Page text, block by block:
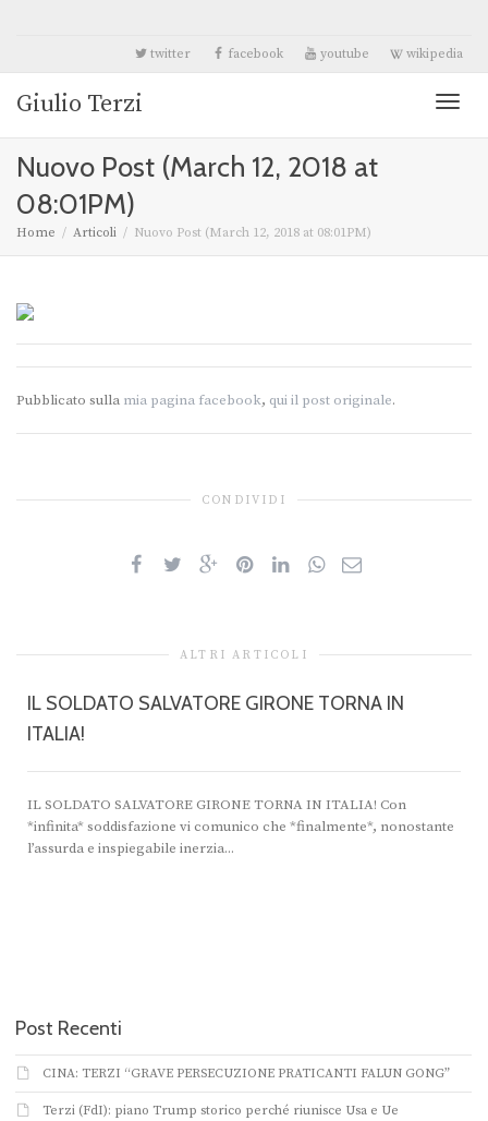
twitter facebook youtube wikipedia
Giulio Terzi
Nuovo Post (March 12, 2018 at
08:01PM)
Home Articoli Nuovo Post (March 12, 2018 at 08:01PM)
Pubblicato sulla mia pagina facebook, qui il post originale.
CONDIVIDI
ALTRI ARTICOLI
IL SOLDATO SALVATORE GIRONE TORNA IN
ITALIA!
IL SOLDATO SALVATORE GIRONE TORNA IN ITALIA! Con
*infinita* soddisfazione vi comunico che *finalmente*, nonostante
l’assurda e inspiegabile inerzia...
Post Recenti
CINA: TERZI “GRAVE PERSECUZIONE PRATICANTI FALUN GONG”
Terzi (FdI): piano Trump storico perché riunisce Usa e Ue